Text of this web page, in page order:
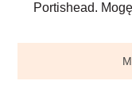
Portishead.